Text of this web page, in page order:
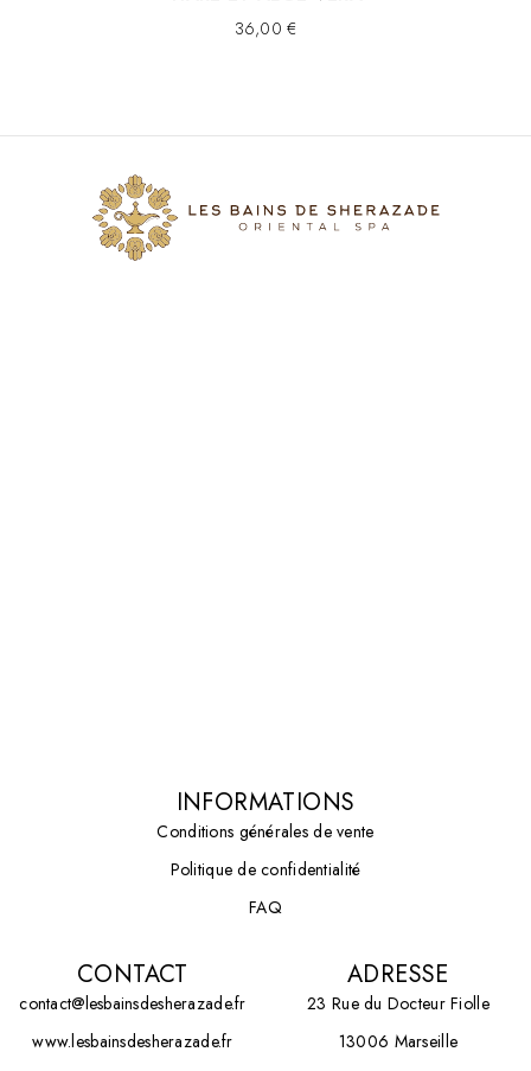
36,00€
CONTACT
contact@lesbainsdesherazade.fr
www.lesbainsdesherazade.fr
ADRESSE
23 Rue du Docteur Fiolle
13006 Marseille
INFORMATIONS
Conditions générales de vente
Politique de confidentialité
FAQ